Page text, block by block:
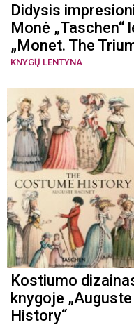
Didysis
Monė „Taschen“
„Monet. The
KNYGŲ LENTYNA
Kostiumo
knygoje
History“